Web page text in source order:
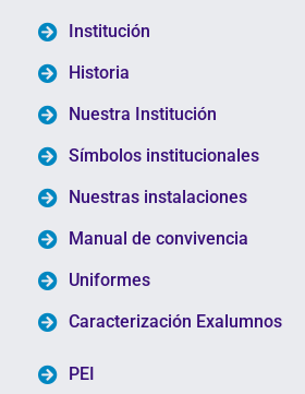
Institución
Historia
Nuestra Institución
Símbolos institucionales
Nuestras instalaciones
Manual de convivencia
Uniformes
Caracterización Exalumnos
PEI